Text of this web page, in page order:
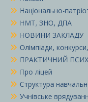
Національно-
НМТ, ЗНО, ДПА
НОВИНИ ЗАКЛАДУ
Олімпіади,
ПРАКТИЧНИЙ
Про ліцей
Структура
Учнівське